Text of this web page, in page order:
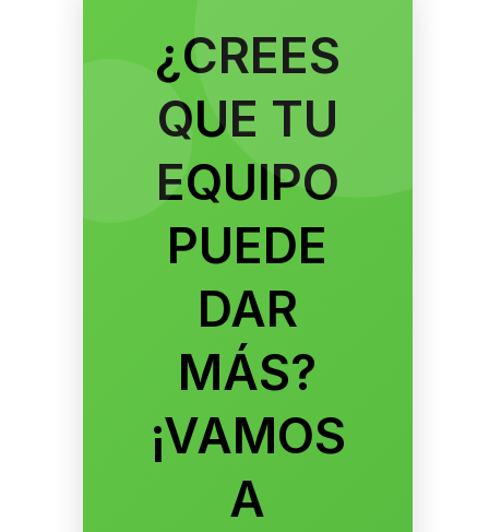
¿CREES
QUE TU
EQUIPO
PUEDE
DAR
MÁS?
¡VAMOS
A